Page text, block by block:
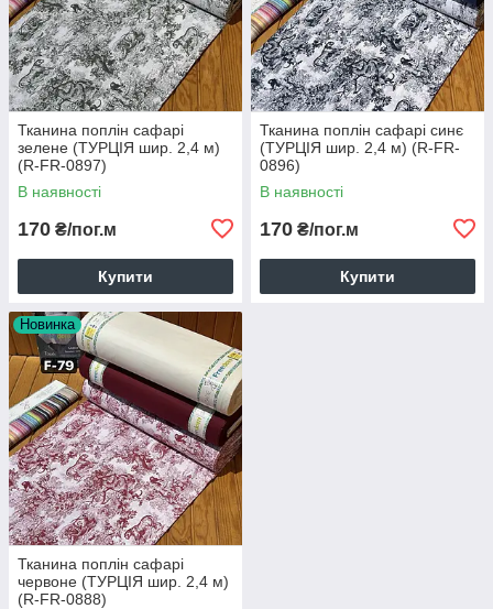
Тканина поплін сафарі
зелене (ТУРЦІЯ шир. 2,4 м)
(R-FR-0897)
В наявності
170 ₴/пог.м
Купити
Тканина поплін сафарі синє
(ТУРЦІЯ шир. 2,4 м) (R-FR-
0896)
В наявності
170 ₴/пог.м
Купити
Новинка
Тканина поплін сафарі
червоне (ТУРЦІЯ шир. 2,4 м)
(R-FR-0888)